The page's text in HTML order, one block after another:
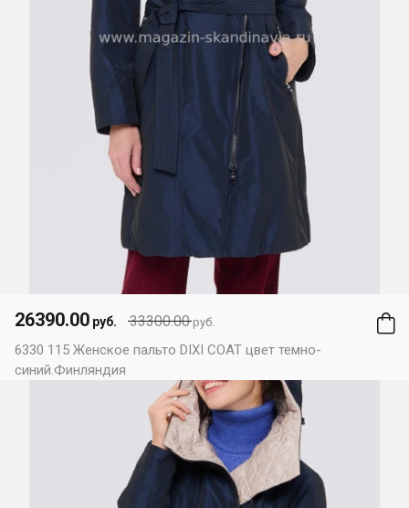
33300.00руб.
26390.00 руб.
6330 115 Женское пальто DIXI COAT цвет темно-
синий.Финляндия